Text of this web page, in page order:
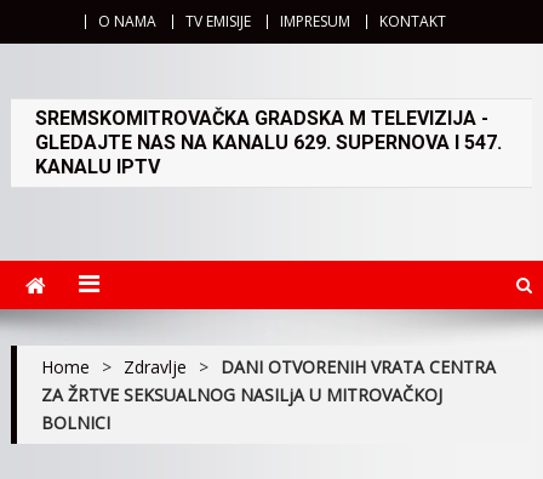
O NAMA TV EMISIJE IMPRESUM KONTAKT
SREMSKOMITROVAČKA GRADSKA M TELEVIZIJA -
GLEDAJTE NAS NA KANALU 629. SUPERNOVA I 547.
KANALU IPTV
Home > Zdravlje > DANI OTVORENIH VRATA CENTRA
ZA ŽRTVE SEKSUALNOG NASILjA U MITROVAČKOJ
BOLNICI